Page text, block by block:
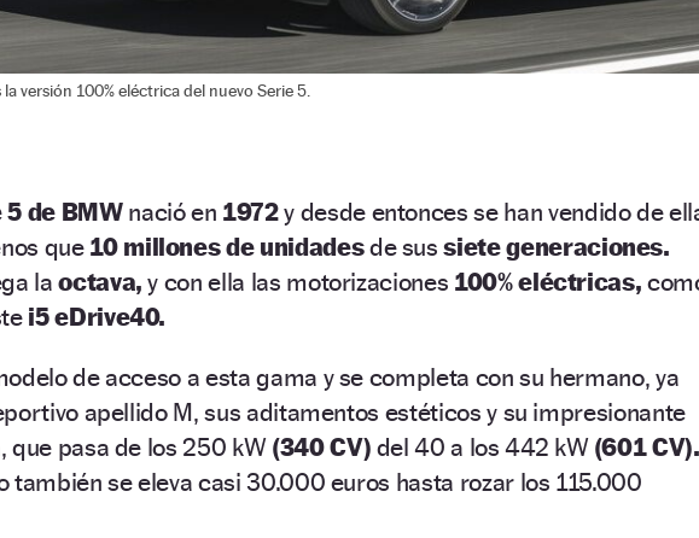
la versión 100% eléctrica del nuevo Serie 5.
5 de BMWnació en 1972y desde entonces se han vendido de
que 10 millones de unidadesde sussiete generaciones.
laoctava, y con ella las motorizaciones 100% eléctricas,
i5 eDrive40.
de acceso a esta gama y se completa con su hermano, ya
apellido M, sus aditamentos estéticos y su impresionante
que pasa de los 250 kW (340 CV) del 40 a los 442 kW (601 CV).
también se eleva casi 30.000 euros hasta rozar los 115.000